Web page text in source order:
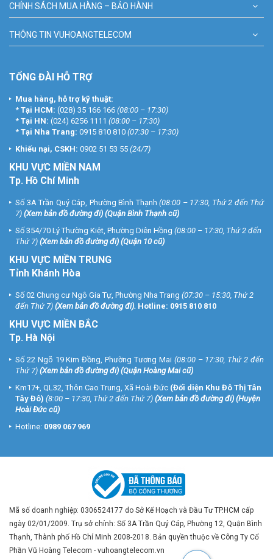
CHÍNH SÁCH MUA HÀNG – BẢO HÀNH
THÔNG TIN VUHOANGTELECOM
TỔNG ĐÀI HỖ TRỢ
Mua hàng, hỗ trợ kỹ thuật:
* Tại HCM: (028) 35 166 166 (08:00 – 17:30)
* Tại HN: (024) 6256 1111 (08:00 – 17:30)
* Tại Nha Trang: 0915 810 810 (07:30 – 17:30)
Khiếu nại, CSKH: 0902 51 53 55 (24/7)
KHU VỰC MIỀN NAM
Tp. Hồ Chí Minh
Số 3A Trần Quý Cáp, Phường Bình Thạnh (08:00 – 17:30, Thứ 2 đến Thứ
7) (Xem bản đồ đường đi) (Quận Bình Thạnh cũ)
Số 354/70 Lý Thường Kiệt, Phường Diên Hồng (08:00 – 17:30, Thứ 2 đến
Thứ 7) (Xem bản đồ đường đi) (Quận 10 cũ)
KHU VỰC MIỀN TRUNG
Tỉnh Khánh Hòa
Số 02 Chung cư Ngô Gia Tự, Phường Nha Trang (07:30 – 15:30, Thứ 2
đến Thứ 7) (Xem bản đồ đường đi). Hotline: 0915 810 810
KHU VỰC MIỀN BẮC
Tp. Hà Nội
Số 22 Ngõ 19 Kim Đồng, Phường Tương Mai (08:00 – 17:30, Thứ 2 đến
Thứ 7) (Xem bản đồ đường đi) (Quận Hoàng Mai cũ)
Km17+, QL32, Thôn Cao Trung, Xã Hoài Đức (Đối diện Khu Đô Thị Tân
Tây Đô) (8:00 – 17:30, Thứ 2 đến Thứ 7) (Xem bản đồ đường đi) (Huyện
Hoài Đức cũ)
Hotline: 0989 067 969
Mã số doanh nghiệp: 0306524177 do Sở Kế Hoạch và Đầu Tư TP.HCM cấp
ngày 02/01/2009. Trụ sở chính: Số 3A Trần Quý Cáp, Phường 12, Quận Bình
Thạnh, Thành phố Hồ Chí Minh 2008-2018. Bản quyền thuộc về Công Ty Cổ
Phần Vũ Hoàng Telecom - vuhoangtelecom.vn